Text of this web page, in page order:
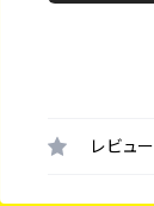
レビュー